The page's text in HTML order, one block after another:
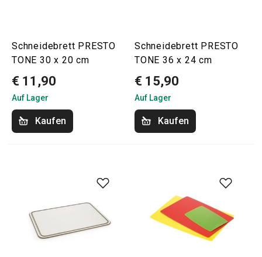
Schneidebrett PRESTO
TONE 30 x 20 cm
€ 11,90
Auf Lager
Kaufen
Schneidebrett PRESTO
TONE 36 x 24 cm
€ 15,90
Auf Lager
Kaufen